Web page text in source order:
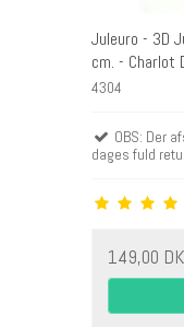
Juleuro - 3D
cm. - Charlot
4304
OBS: Der
dages fuld
149,00